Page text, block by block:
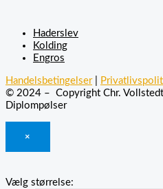
Haderslev
Kolding
Engros
Handelsbetingelser|
© 2024 – Copyright Chr.
Diplompølser
×
Vælg størrelse: